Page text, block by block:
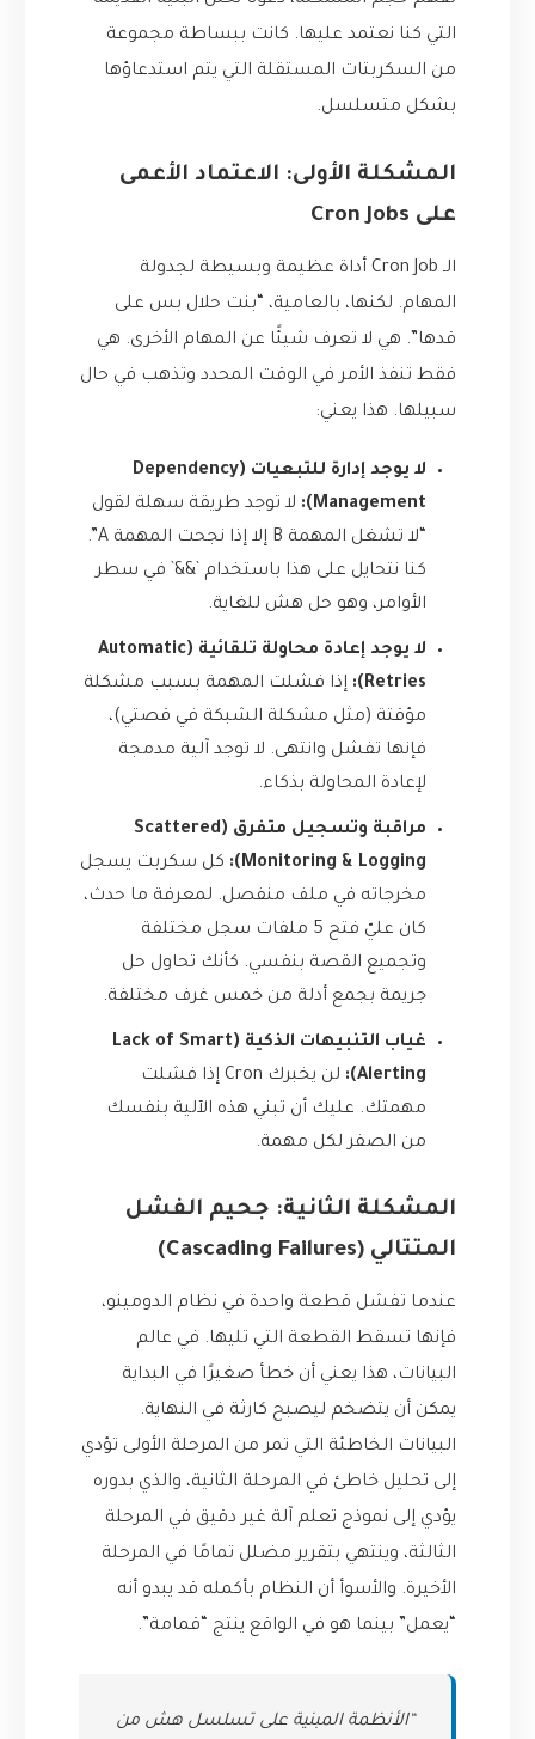
التي كنا نعتمد عليها. كانت ببساطة مجموعة
من السكربتات المستقلة التي يتم استدعاؤها
بشكل متسلسل.
المشكلة الأولى: الاعتماد الأعمى
على Cron Jobs
الـ Cron Job أداة عظيمة وبسيطة لجدولة
المهام. لكنها، بالعامية، “بنت حلال بس على
قدها”. هي لا تعرف شيئًا عن المهام الأخرى. هي
فقط تنفذ الأمر في الوقت المحدد وتذهب في حال
سبيلها. هذا يعني:
لا يوجد إدارة للتبعيات (Dependency
Management):
لا توجد طريقة سهلة لقول
“لا تشغل المهمة B إلا إذا نجحت المهمة A”.
كنا نتحايل على هذا باستخدام `&&` في سطر
الأوامر، وهو حل هش للغاية.
لا يوجد إعادة محاولة تلقائية (Automatic
Retries):
إذا فشلت المهمة بسبب مشكلة
مؤقتة (مثل مشكلة الشبكة في قصتي)،
فإنها تفشل وانتهى. لا توجد آلية مدمجة
لإعادة المحاولة بذكاء.
مراقبة وتسجيل متفرق (Scattered
Monitoring & Logging):
كل سكربت يسجل
مخرجاته في ملف منفصل. لمعرفة ما حدث،
كان عليّ فتح 5 ملفات سجل مختلفة
وتجميع القصة بنفسي. كأنك تحاول حل
جريمة بجمع أدلة من خمس غرف مختلفة.
غياب التنبيهات الذكية (Lack of Smart
Alerting):
لن يخبرك Cron إذا فشلت
مهمتك. عليك أن تبني هذه الآلية بنفسك
من الصفر لكل مهمة.
المشكلة الثانية: جحيم الفشل
المتتالي (Cascading Failures)
عندما تفشل قطعة واحدة في نظام الدومينو،
فإنها تسقط القطعة التي تليها. في عالم
البيانات، هذا يعني أن خطأ صغيرًا في البداية
يمكن أن يتضخم ليصبح كارثة في النهاية.
البيانات الخاطئة التي تمر من المرحلة الأولى تؤدي
إلى تحليل خاطئ في المرحلة الثانية، والذي بدوره
يؤدي إلى نموذج تعلم آلة غير دقيق في المرحلة
الثالثة، وينتهي بتقرير مضلل تمامًا في المرحلة
الأخيرة. والأسوأ أن النظام بأكمله قد يبدو أنه
“يعمل” بينما هو في الواقع ينتج “قمامة”.
“الأنظمة المبنية على تسلسل هش من